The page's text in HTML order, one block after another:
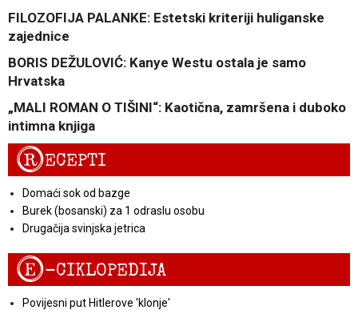
FILOZOFIJA PALANKE: Estetski kriteriji huliganske
zajednice
BORIS DEŽULOVIĆ: Kanye Westu ostala je samo
Hrvatska
„MALI ROMAN O TIŠINI“: Kaotična, zamršena i duboko
intimna knjiga
RECEPTI
Domaći sok od bazge
Burek (bosanski) za 1 odraslu osobu
Drugačija svinjska jetrica
E-CIKLOPEDIJA
Povijesni put Hitlerove 'klonje'